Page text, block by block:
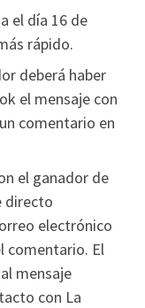
el día 16 de
rápido.
deberá haber
el mensaje con
comentario en
el ganador de
directo
electrónico
comentario. El
mensaje
con La